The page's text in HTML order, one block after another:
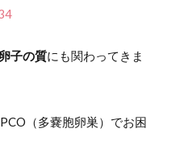
子の質にも関わってきま
（多嚢胞卵巣）でお困